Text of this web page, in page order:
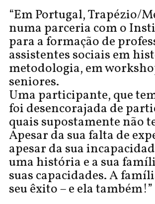
“Em Portugal, Trapézio/
numa parceria com o
para a formação de
assistentes sociais em
metodologia, em
seniores.
Uma participante, que
foi desencorajada de
quais supostamente não
Apesar da sua falta de
apesar da sua
uma história e a sua
suas capacidades. A
seu êxito – e ela também!”